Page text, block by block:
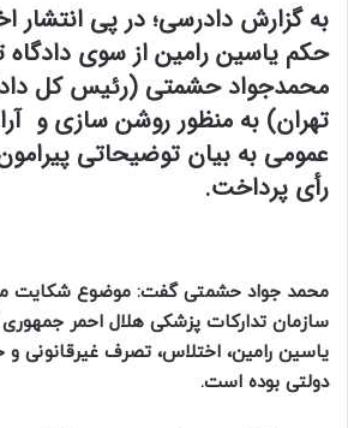
به گزارش دادرسی؛ در پی انتشار
حکم یاسین رامین از سوی دادگاه
محمدجواد حشمتی (رئیس کل
تهران) به منظور روشن سازی و
عمومی به بیان توضیحاتی
رأی پرداخت.
سازمان تدارکات پزشکی هلال احمر جمهوری
یاسین رامین، اختلاس، تصرف غیرقانونی
دولتی بوده است.